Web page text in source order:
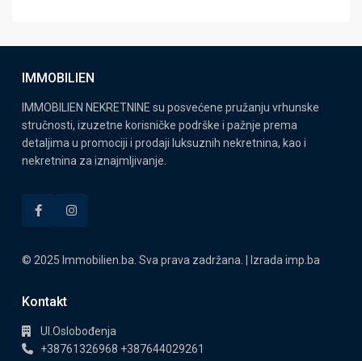
IMMOBILIEN
IMMOBILIEN NEKRETNINE su posvećene pružanju vrhunske
stručnosti, izuzetne korisničke podrške i pažnje prema
detaljima u promociji i prodaji luksuznih nekretnina, kao i
nekretnina za iznajmljivanje.
© 2025 Immobilien.ba. Sva prava zadržana. | Izrada imp.ba
Kontakt
Ul.Oslobođenja
+38761326968 +387644029261